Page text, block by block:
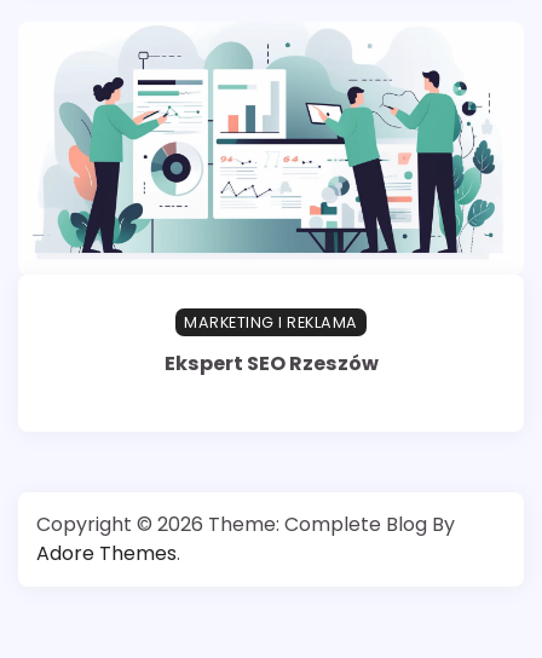
MARKETING I REKLAMA
Ekspert SEO Rzeszów
Copyright © 2026 Theme: Complete Blog By
Adore Themes.